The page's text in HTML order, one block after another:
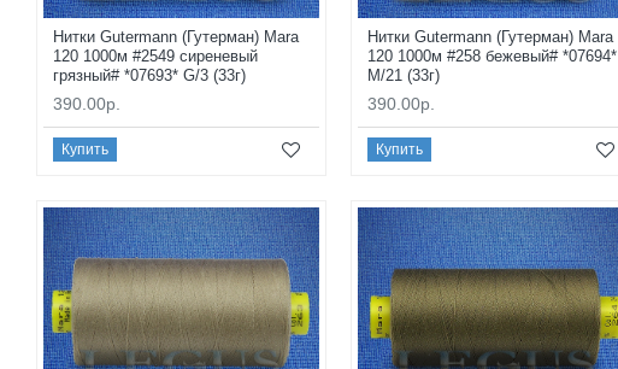
Нитки Gutermann (Гутерман) Mara
120 1000м #2549 сиреневый
грязный# *07693* G/3 (33г)
390.00р.
Купить
Нитки Gutermann (Гутерман) Mara
120 1000м #258 бежевый# *07694*
M/21 (33г)
390.00р.
Купить